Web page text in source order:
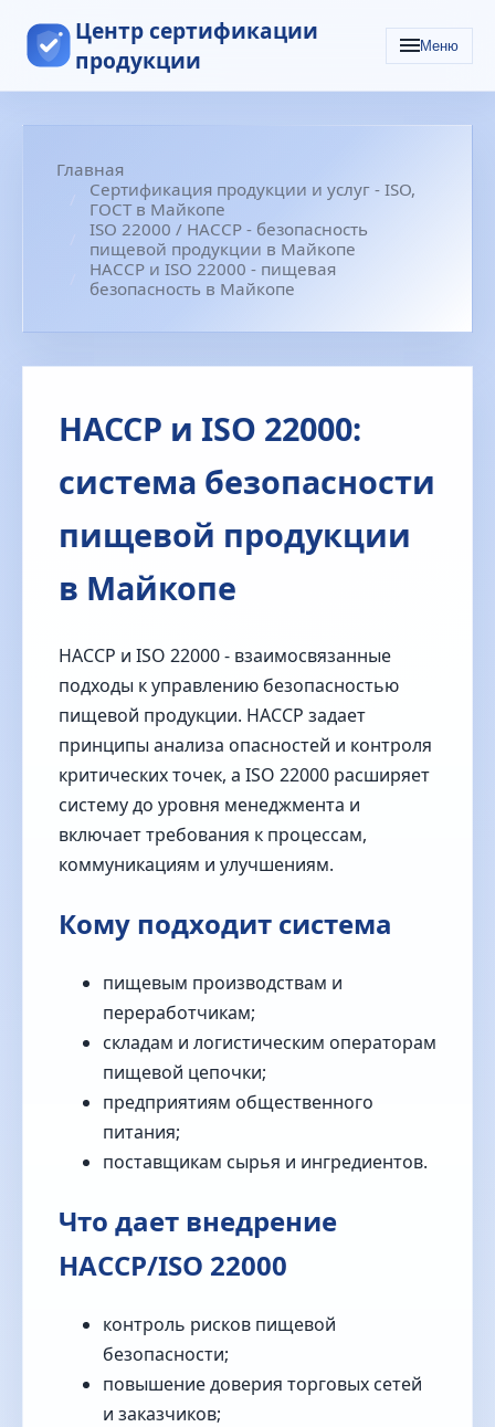
Центр сертификации
продукции
Меню
Главная
Сертификация продукции и услуг - ISO,
ГОСТ в Майкопе
ISO 22000 / HACCP - безопасность
пищевой продукции в Майкопе
HACCP и ISO 22000 - пищевая
безопасность в Майкопе
HACCP и ISO 22000:
система безопасности
пищевой продукции
в Майкопе
HACCP и ISO 22000 - взаимосвязанные
подходы к управлению безопасностью
пищевой продукции. HACCP задает
принципы анализа опасностей и контроля
критических точек, а ISO 22000 расширяет
систему до уровня менеджмента и
включает требования к процессам,
коммуникациям и улучшениям.
Кому подходит система
пищевым производствам и
переработчикам;
складам и логистическим операторам
пищевой цепочки;
предприятиям общественного
питания;
поставщикам сырья и ингредиентов.
Что дает внедрение
HACCP/ISO 22000
контроль рисков пищевой
безопасности;
повышение доверия торговых сетей
и заказчиков;